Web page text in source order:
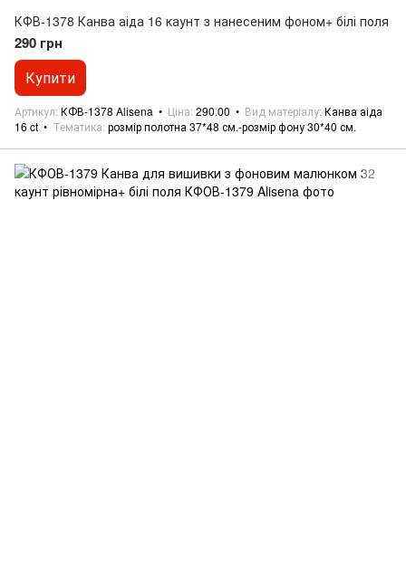
КФВ-1378 Канва аіда 16 каунт з нанесеним фоном+ білі поля
290 грн
Купити
Артикул КФВ-1378 Alisena Ціна 290.00 Вид матеріалу Канва аіда
16 ct
Тематика розмір полотна 37*48 см.-розмір фону 30*40 см.